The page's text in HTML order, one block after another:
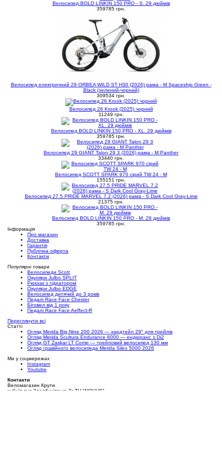
Велосипед BOLD LINKIN 150 PRO - S. 29 дюймів
359785 грн.
Велосипед електричний 29 ORBEA WILD ST H30 (2026) рама - M Spaceship Green -
Black (зелений-чорний)
309534 грн.
Велосипед 26 Krook (2025) чорний
11249 грн.
Велосипед BOLD LINKIN 150 PRO - XL. 29 дюймів
359785 грн.
Велосипед 29 GIANT Talon 29 3 (2026) рама - M Panther
33440 грн.
Велосипед SCOTT SPARK 970 сірий TW 24 - M
155151 грн.
Велосипед 27.5 PRIDE MARVEL 7.2 (2026) рама - S Dark Cool Gray-Lime
21375 грн.
Велосипед BOLD LINKIN 150 PRO - M. 29 дюймів
359785 грн.
Інформація
Про магазин
Доставка
Гарантія
Публічна оферта
Контакти
Популярні товари
Велосипеди Scott
Окуляри Julbo SPLIT
Рюкзак з гідратором
Окуляри Julbo EDGE
Велосипед дитячий до 3 років
Педалі Race Face Chester
Біговел від 1 року
Педалі Race Face Aeffect-R
Переглянути всі
Статті
Огляд Merida Big.Nine 200 2026 — хардтейл 29" для трейлів
Огляд Merida Scultura Endurance 6000 — ендюранс з Di2
Огляд GT Zaskar LT Comp — трейловий велосипед 130 мм
Огляд гравійного велосипеда Merida Silex 5000 2026
Ми у соцмережах
Instagram
Youtube
Контакти
Веломагазин Крути
м.Київ вул.Здолбунівська 7г ТЦ "NOVUS"